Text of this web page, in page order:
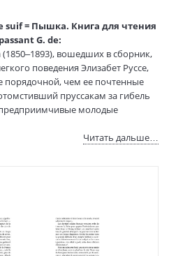
32
suif = Пышка. Книга для чтения
G. de:
вошедших в сборник,
поведения Элизабет Руссе,
порядочной, чем ее почтенные
пруссакам за гибель
молодые
Читать дальше…